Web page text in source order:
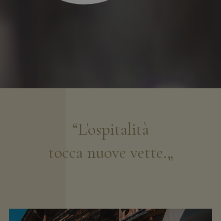
“L'ospitalità
tocca nuove vette.„